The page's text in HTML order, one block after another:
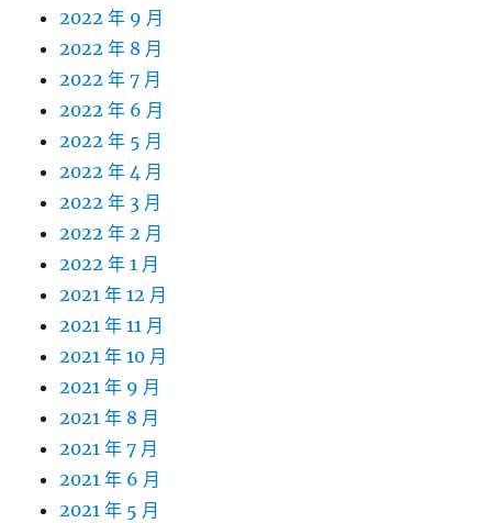
2022 年 9 月
2022 年 8 月
2022 年 7 月
2022 年 6 月
2022 年 5 月
2022 年 4 月
2022 年 3 月
2022 年 2 月
2022 年 1 月
2021 年 12 月
2021 年 11 月
2021 年 10 月
2021 年 9 月
2021 年 8 月
2021 年 7 月
2021 年 6 月
2021 年 5 月